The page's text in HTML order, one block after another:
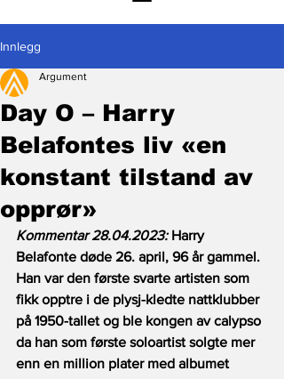
Innlegg
Day O – Harry
Belafontes liv «en
konstant tilstand av
opprør»
Argument
Kommentar 28.04.2023: Harry
Belafonte døde 26. april, 96 år gammel.
Han var den første svarte artisten som
fikk opptre i de plysj-kledte nattklubber
på 1950-tallet og ble kongen av calypso
da han som første soloartist solgte mer
enn en million plater med albumet